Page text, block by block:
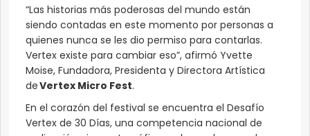
“Las historias más poderosas del mundo están
siendo contadas en este momento por personas a
quienes nunca se les dio permiso para contarlas.
Vertex existe para cambiar eso”, afirmó Yvette
Moise, Fundadora, Presidenta y Directora Artística
deVertex Micro Fest.
En el corazón del festival se encuentra el Desafío
Vertex de 30 Días, una competencia nacional de